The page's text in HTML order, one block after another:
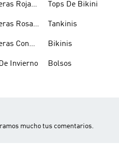
Rojas
Rosas
Con
Invierno
Tops De Bikini
Tankinis
Bikinis
Bolsos
mucho tus comentarios.